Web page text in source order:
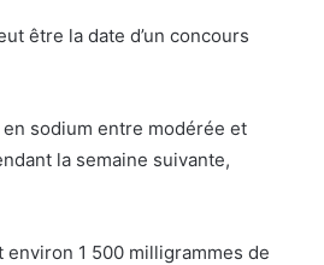
être la date d’un concours
sodium entre modérée et
la semaine suivante,
1 500 milligrammes de